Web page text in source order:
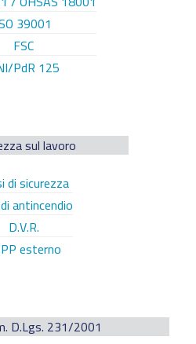
39001
FSC
PdR 125
sul lavoro
di sicurezza
antincendio
D.V.R.
esterno
D.Lgs. 231/2001